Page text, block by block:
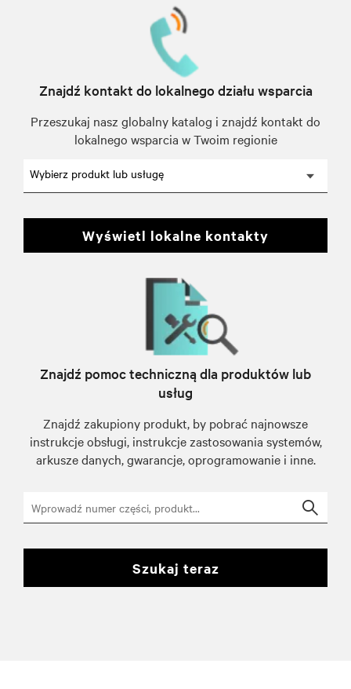
Znajdź kontakt do lokalnego działu wsparcia
Przeszukaj nasz globalny katalog i znajdź kontakt do
lokalnego wsparcia w Twoim regionie
Wybierz produkt lub usługę
wyświetl lokalne kontakty
Znajdź pomoc techniczną dla produktów lub
usług
Znajdź zakupiony produkt, by pobrać najnowsze
instrukcje obsługi, instrukcje zastosowania systemów,
arkusze danych, gwarancje, oprogramowanie i inne.
szukaj teraz